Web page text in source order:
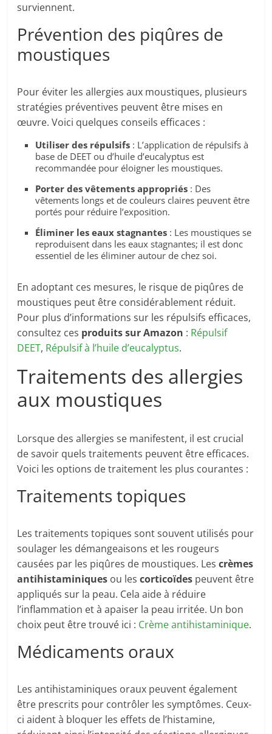
surviennent.
Prévention des piqûres de
moustiques
Pour éviter les allergies aux moustiques, plusieurs
stratégies préventives peuvent être mises en
œuvre. Voici quelques conseils efficaces :
Utiliser des répulsifs : L’application de répulsifs à
base de DEET ou d’huile d’eucalyptus est
recommandée pour éloigner les moustiques.
Porter des vêtements appropriés : Des
vêtements longs et de couleurs claires peuvent être
portés pour réduire l’exposition.
Éliminer les eaux stagnantes : Les moustiques se
reproduisent dans les eaux stagnantes; il est donc
essentiel de les éliminer autour de chez soi.
En adoptant ces mesures, le risque de piqûres de
moustiques peut être considérablement réduit.
Pour plus d’informations sur les répulsifs efficaces,
consultez ces produits sur Amazon : Répulsif
DEET, Répulsif à l’huile d’eucalyptus.
Traitements des allergies
aux moustiques
Lorsque des allergies se manifestent, il est crucial
de savoir quels traitements peuvent être efficaces.
Voici les options de traitement les plus courantes :
Traitements topiques
Les traitements topiques sont souvent utilisés pour
soulager les démangeaisons et les rougeurs
causées par les piqûres de moustiques. Lescrèmes
antihistaminiques ou lescorticoïdes peuvent être
appliqués sur la peau. Cela aide à réduire
l’inflammation et à apaiser la peau irritée. Un bon
choix peut être trouvé ici : Crème antihistaminique.
Médicaments oraux
Les antihistaminiques oraux peuvent également
être prescrits pour contrôler les symptômes. Ceux-
ci aident à bloquer les effets de l’histamine,